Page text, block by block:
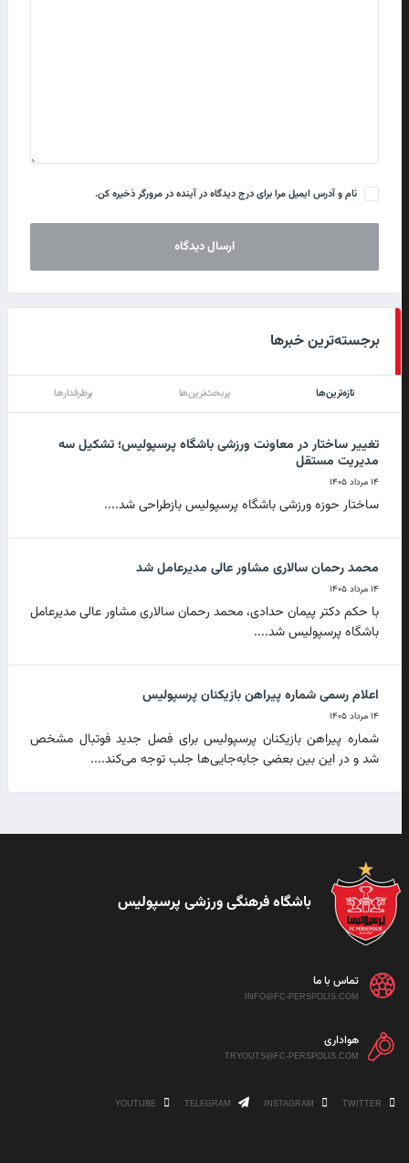
نام و آدرس ایمیل مرا برای درج دیدگاه در آینده در مرورگر ذخیره کن.
برجسته‌ترین خبرها
تازه‌ترین‌ها پربحث‌ترین‌ها پرطرفدارها
تغییر ساختار در معاونت ورزشی باشگاه پرسپولیس؛ تشکیل سه
مدیریت مستقل
۱۴ مرداد ۱۴۰۵
ساختار حوزه ورزشی باشگاه پرسپولیس بازطراحی شد....
محمد رحمان سالاری مشاور عالی مدیرعامل شد
۱۴ مرداد ۱۴۰۵
با حکم دکتر پیمان حدادی، محمد رحمان سالاری مشاور عالی مدیرعامل
باشگاه پرسپولیس شد....
اعلام رسمی شماره پیراهن بازیکنان پرسپولیس
۱۴ مرداد ۱۴۰۵
شماره پیراهن بازیکنان پرسپولیس برای فصل جدید فوتبال مشخص
شد و در این بین بعضی جابه‌جایی‌ها جلب توجه می‌کند....
باشگاه فرهنگی ورزشی پرسپولیس
تماس با ما
INFO@FC-PERSPOLIS.COM
هواداری
TRYOUTS@FC-PERSPOLIS.COM